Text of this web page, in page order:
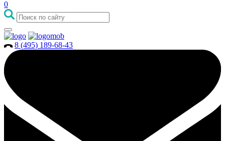
0
8 (495) 189-68-43